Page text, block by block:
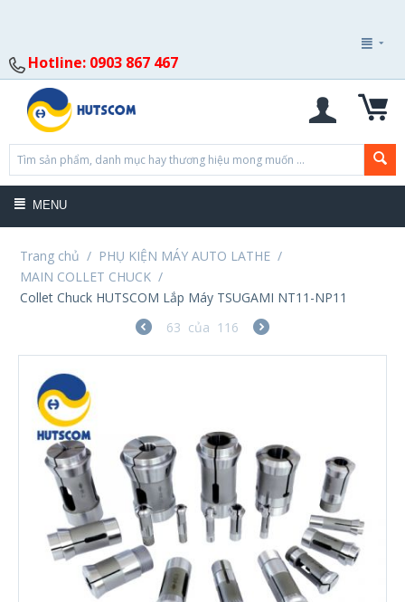
Hotline: 0903 867 467
MENU
Trang chủ / PHỤ KIỆN MÁY AUTO LATHE /
MAIN COLLET CHUCK /
Collet Chuck HUTSCOM Lắp Máy TSUGAMI NT11-NP11
63 của 116